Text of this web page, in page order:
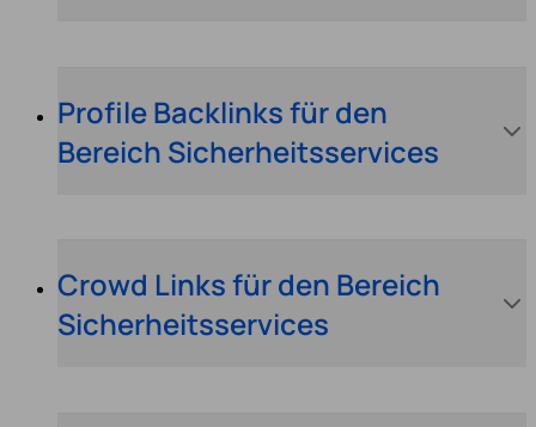
Profile Backlinks für den
Bereich Sicherheitsservices
Crowd Links für den Bereich
Sicherheitsservices